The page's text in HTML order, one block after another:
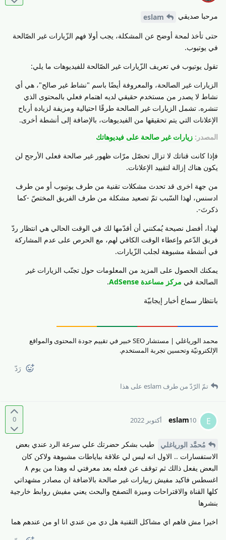
مرحبا صديقي
eslam
حتى تأخذ لمحة أوضح عن المشكلة، يجب أولا فهم الزّيارات غير الصّالحة
في يوتيوب.
تقول يوتيوب في تعريف الزّيارات غير الصّالحة للفيديوهات ما يلي:
الزيارات غير الصالحة، والمعروفة أيضًا باسم "نشاط غير صالح"، هي أي
نشاط لا يصدر من مستخدم حقيقي لديه اهتمام فعلي بالمحتوى الذي
تنشره. تشمل الزيارات غير الصالحة طرقًا احتيالية ومزيفة لزيادة أرباح
الإعلانات التي يتم تحقيقها من الفيديوهات، بالإضافة إلى أنشطة أخرى.
المصدر: زيارات غير صالحة على فيديوهاتك
فإذا كانت قناتك لا تزال تحصّل مرّات ظهور غير صالحة فعلى الأرجح لن
يكون هناك إزالة لتقييد الإعلانات.
من جهة اخرى قد تحدث مشكلات تقنية من طرف يوتيوب أو من طرف
ادسنس، لهذا السّبب تمّ تصعيد مشكلة من طرف الفريق المختصّ -كما
ذكرتَ-.
لهذا، أفضل نصيحة يُمكنني أن أقدّمها لك في الوقت الحالي هي انتظار ردّ
فريق الدّعم وإعطاء الوقت الكافي لهم، مع الحرص على عدم المشاركة
في أنشطة مشبوهة لجلب الزّيارات.
يمكنك الحصول على المزيد من المعلومات حول تجنّب الزيارات غير
الصالحة في مركز مساعدة AdSense
.
بانتظار سماع أخبار إيجابيّة
محمد الورياغلي | مستشار SEO خبير في تقييم جودة المحتوى والمواقع
الإلكترونيّة وتحسين تجربة المستخدم.
رَدّ
تمّ الرّدّ من طرف eslam على هذا
0 E
eslam10 أكتوبر 2022
مُحمَّد الورياغلي
طيب بشكر حضرتك علي سرعة الرد عندي بعض
الاستفسارات .. الاول انه ليس لي علاقة بباياطات مشبوهة ولاكن كان
البعض يفعل ذالك ثم توقف عن فعله بعد معرفتي له وهذا من يوم ٨
اغسطس فاكيد مفيش زييارات غير صالحة بالاضافة ان مصادر مشهداتي
كلها القناة والاقتراحات وميزة التصفح والبحث يعني مفيش روابط خارجية
بنشرها
اخيرا مش فاهم اي مشاكل التقنية هل دي من عندي انا او من عندهم هما